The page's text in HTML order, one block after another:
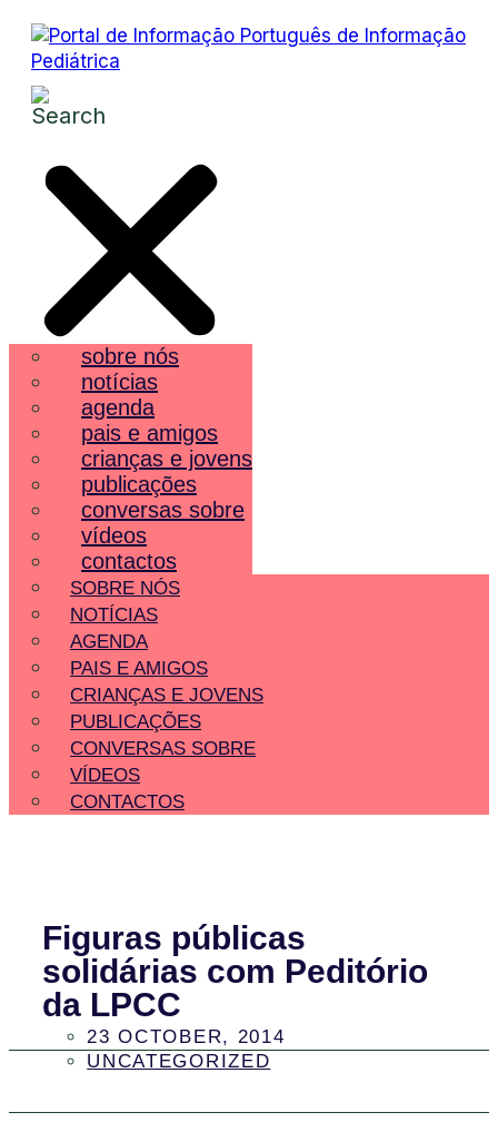
sobre nós
notícias
agenda
pais e amigos
crianças e jovens
publicações
conversas sobre
vídeos
contactos
SOBRE NÓS
NOTÍCIAS
AGENDA
PAIS E AMIGOS
CRIANÇAS E JOVENS
PUBLICAÇÕES
CONVERSAS SOBRE
VÍDEOS
CONTACTOS
Figuras públicas
solidárias com Peditório
da LPCC
23 OCTOBER, 2014
UNCATEGORIZED